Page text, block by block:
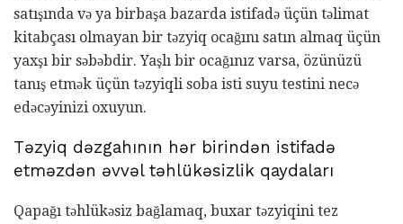
satışında və ya birbaşa bazarda istifadə üçün təlimat
kitabçası olmayan bir təzyiq ocağını satın almaq üçün
yaxşı bir səbəbdir. Yaşlı bir ocağınız varsa, özünüzü
tanış etmək üçün təzyiqli soba isti suyu testini necə
edəcəyinizi oxuyun.
Təzyiq dəzgahının hər birindən istifadə
etməzdən əvvəl təhlükəsizlik qaydaları
Qapağı təhlükəsiz bağlamaq, buxar təzyiqini tez